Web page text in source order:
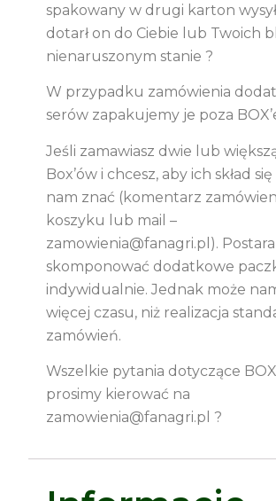
spakowany w drugi karton
dotarł on do Ciebie lub Twoich
nienaruszonym stanie ?
W przypadku zamówienia
serów zapakujemy je poza
Jeśli zamawiasz dwie lub
Box’ów i chcesz, aby ich skład się
nam znać (komentarz
koszyku lub mail –
zamowienia@fanagri.pl).
skomponować dodatkowe
indywidualnie. Jednak może
więcej czasu, niż realizacja
zamówień.
Wszelkie pytania dotyczące
prosimy kierować na
zamowienia@fanagri.pl ?